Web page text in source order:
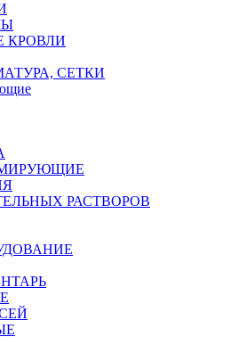
КРОВЛИ
СЕТКИ
РАСТВОРОВ